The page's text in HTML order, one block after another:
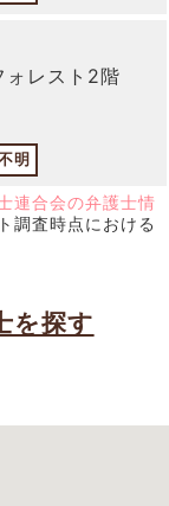
レスト2階
明
連合会の弁護士情
調査時点における
を探す